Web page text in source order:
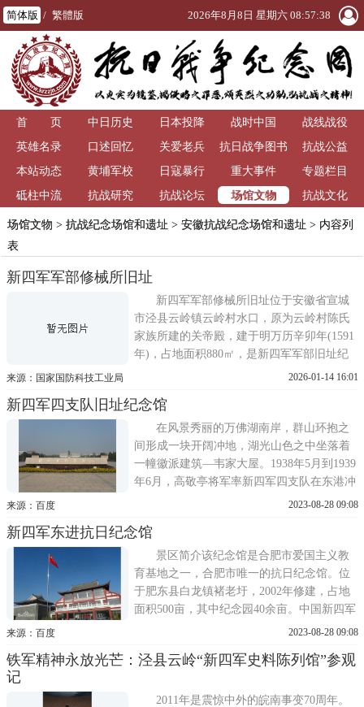
简体版 / 繁體版 2026年8月8日 星期六 08:57:38
首 页 中日历史 日本投降 战时中国
战线战役
英雄名录
口述回忆 关爱老兵
抗日战争图书
馆
抗战公益
本站动态
黄埔军校 日寇暴行 重大事件
专题栏目
砥柱中流
抗战研究 抗战论坛 场馆文物 抗战文化
场馆文物 > 抗战纪念场馆和遗址 > 安徽抗战纪念场馆和遗址 > 内容列
表
新四军军部修械所旧址
新四军军部修械所旧址位于安徽省宣城
市泾县云岭镇云岭村水口，原为云岭村陈氏
家族所建的关帝殿，建于明万历辛卯年(1591
年)，占地面积880㎡，是新四军军部旧址纪
念馆所辖12处旧址之一。新四军军部旧址被
位。1938年8月新四军军部进驻云岭，军部教
导营营部设于此，1939年春至1940年底，改
设为新四军军部修械所，
来源：国家国防科技工业局 2026-01-14 16:01
新四军四支队旧址纪念馆
在风景秀丽的万佛湖南岸，群山环抱之
间形成一块开阔冲地，湖光山色之中坐落着
一幢徽派建筑—韦家大屋。1938年5月到1939
年6月，高敬亭将军率新四军四支队在东港冲
韦家大屋驻扎了13个月。韦家大屋当时是一
家族是当地名门望族，也是开明绅士，韦家
人坚决支持抗日，自愿把房屋的一大部分让
出给四支队使用，四支队离
来源：百度 2023-08-28 09:08
新四军东进抗日纪念馆
景区简介该纪念馆是合肥市爱国主义教
育基地之一，合肥市唯一的抗日纪念馆。位
于肥东县白龙镇褚老圩，2002年修建，占地
面积500亩，其中纪念园40余亩。中国新四军
研究会会长周克玉将军亲笔题写纪念园园
辉历史的实物以及老一辈革命家的题词。纪
纪念林、叶挺军长住室
来源：百度 2023-08-28 09:08
铁军精神永放光芒：泾县云岭“新四军史料陈列馆”参观
记
2011年是震惊中外的皖南事变70周年。